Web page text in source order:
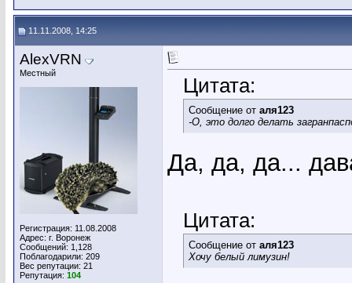
11.11.2008, 14:25
AlexVRN
Местный
Регистрация: 11.08.2008
Адрес: г. Воронеж
Сообщений: 1,128
Поблагодарили: 209
Вес репутации: 21
Репутация: 104
Цитата:
Сообщение от аля123
-О, это долго делать
Да, да, да...
Цитата:
Сообщение от аля123
Хочу белый лимузин!